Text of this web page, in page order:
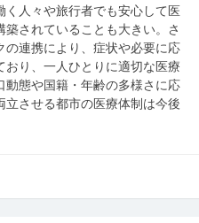
人々や旅行者でも安心して医
されていることも大きい。さ
の連携により、症状や必要に応
おり、一人ひとりに適切な医療
態や国籍・年齢の多様さに応
立させる都市の医療体制は今後